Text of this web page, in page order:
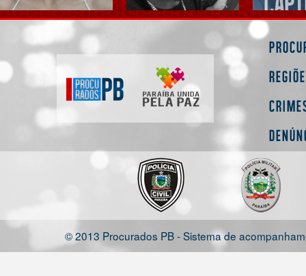
© 2013 Procurados PB - Sistema de